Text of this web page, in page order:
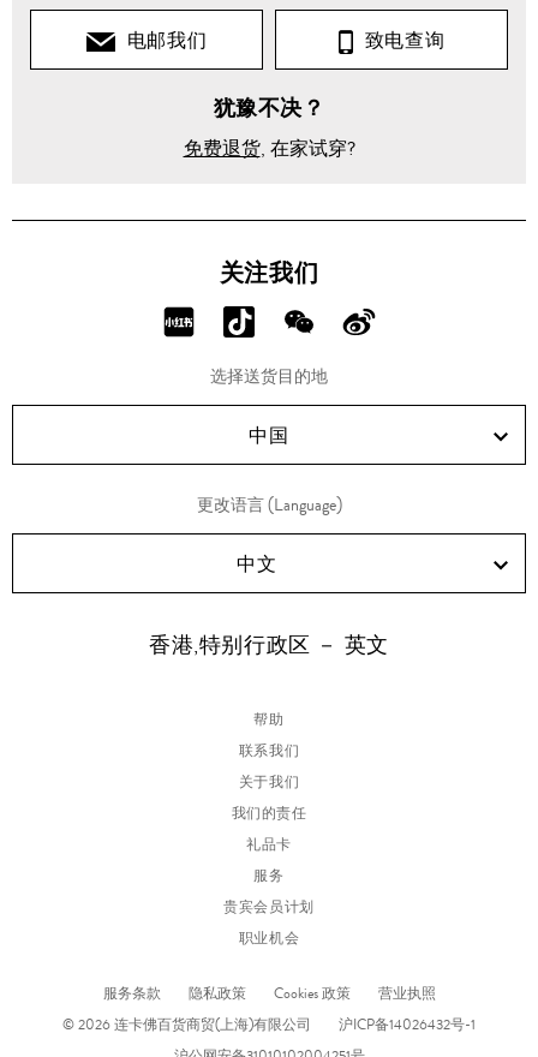
电邮我们 致电查询
犹豫不决？
免费退货, 在家试穿?
关注我们
分
RED!
分
享
Douyin!
分
享
WeChat!
分
Weibo!
选择送货目的地
中国
更改语言 (Language)
中文
香港,特别行政区 － 英文
帮助
联系我们
关于我们
我们的责任
礼品卡
服务
贵宾会员计划
职业机会
服务条款 隐私政策 Cookies 政策
营业执照
© 2026 连卡佛百货商贸(上海)有限公司
沪ICP备14026432号-1